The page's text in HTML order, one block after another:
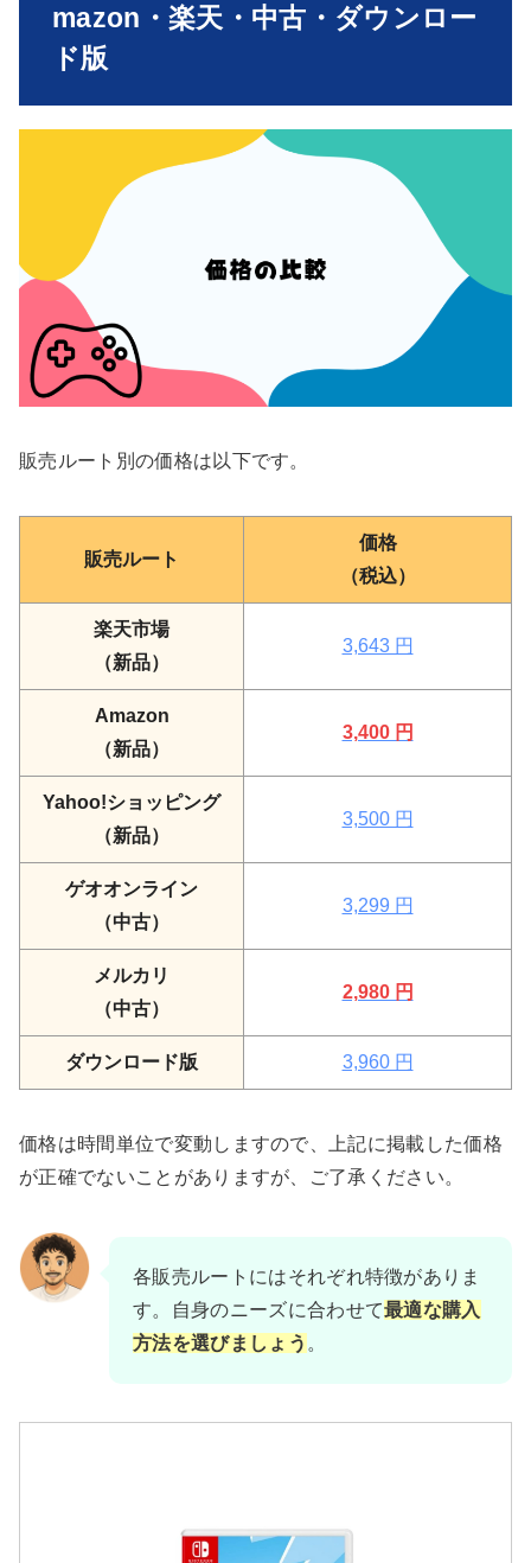
mazon・楽天・中古・ダウンロー
ド版
販売ルート別の価格は以下です。
販売ルート
価格
（税込）
楽天市場
（新品）
3,643 円
Amazon
（新品）
3,400 円
Yahoo!ショッピング
（新品）
3,500 円
ゲオオンライン
（中古）
3,299 円
メルカリ
（中古）
2,980 円
ダウンロード版 3,960 円
価格は時間単位で変動しますので、上記に掲載した価格
が正確でないことがありますが、ご了承ください。
各販売ルートにはそれぞれ特徴がありま
す。自身のニーズに合わせて最適な購入
方法を選びましょう 。